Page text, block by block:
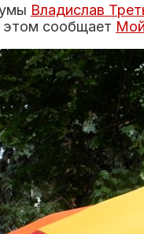
Владислав
сообщает